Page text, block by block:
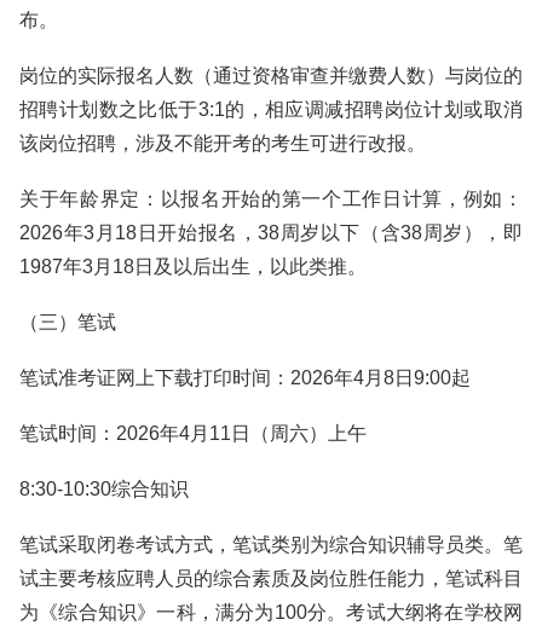
布。
岗位的实际报名人数（通过资格审查并缴费人数）与岗位的
招聘计划数之比低于3:1的，相应调减招聘岗位计划或取消
该岗位招聘，涉及不能开考的考生可进行改报。
关于年龄界定：以报名开始的第一个工作日计算，例如：
2026年3月18日开始报名，38周岁以下（含38周岁），即
1987年3月18日及以后出生，以此类推。
（三）笔试
笔试准考证网上下载打印时间：2026年4月8日9:00起
笔试时间：2026年4月11日（周六）上午
8:30-10:30综合知识
笔试采取闭卷考试方式，笔试类别为综合知识辅导员类。笔
试主要考核应聘人员的综合素质及岗位胜任能力，笔试科目
为《综合知识》一科，满分为100分。考试大纲将在学校网